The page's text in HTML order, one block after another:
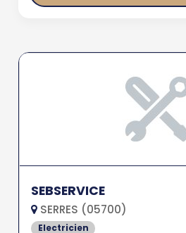
SEBSERVICE
SERRES (05700)
Electricien